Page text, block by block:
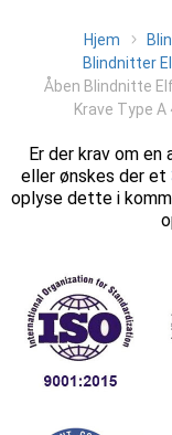
Hjem
Blindnitter
Åben Blindnitte
Krave Type
Er der krav om
eller ønskes der et
oplyse dette i